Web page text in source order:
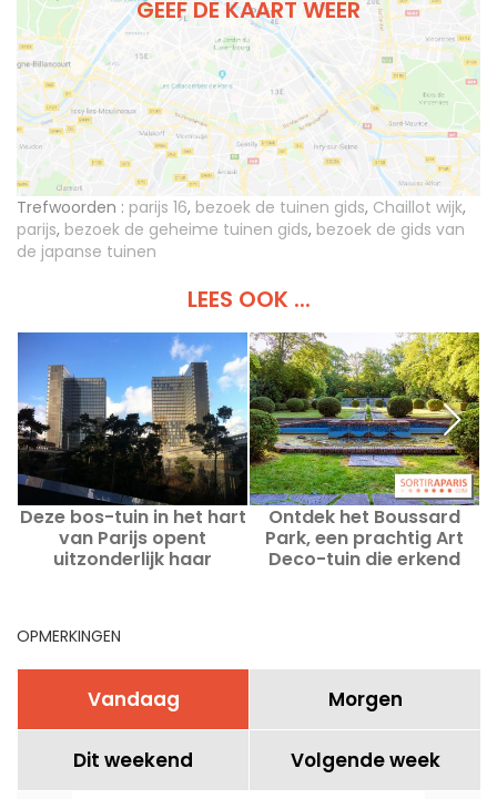
GEEF DE KAART WEER
Trefwoorden : parijs 16, bezoek de tuinen gids, Chaillot wijk,
parijs, bezoek de geheime tuinen gids, bezoek de gids van
de japanse tuinen
LEES OOK ...
Deze bos-tuin in het hart
van Parijs opent
uitzonderlijk haar
Ontdek het Boussard
Park, een prachtig Art
Deco-tuin die erkend
OPMERKINGEN
Vandaag Morgen
Dit weekend Volgende week